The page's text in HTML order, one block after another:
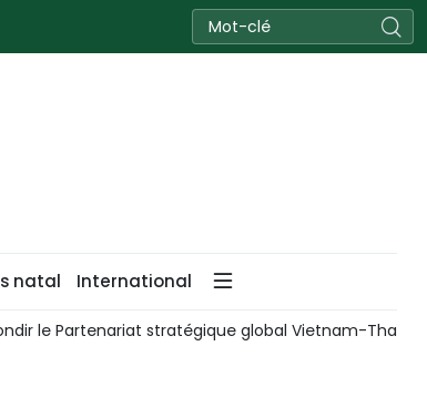
natal International
le Partenariat stratégique global Vietnam-